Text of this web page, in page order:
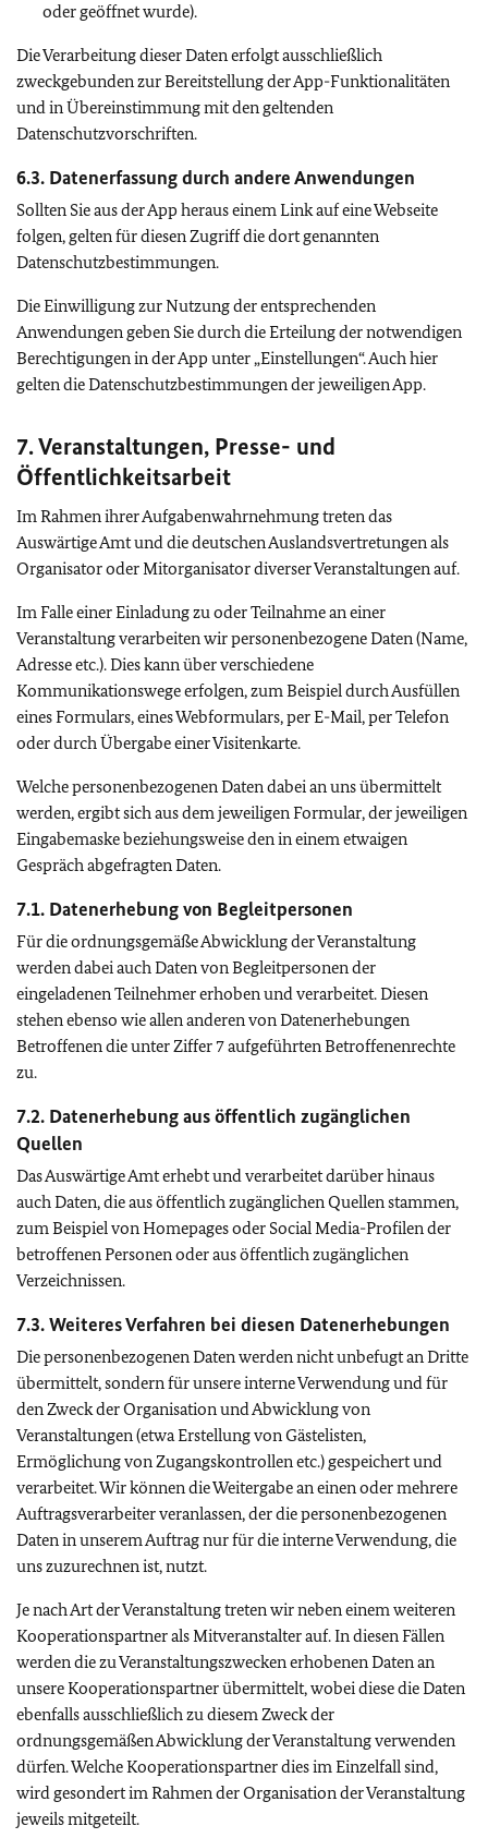
oder geöffnet wurde).
Die Verarbeitung dieser Daten erfolgt ausschließlich
zweckgebunden zur Bereitstellung der App-Funktionalitäten
und in Übereinstimmung mit den geltenden
Datenschutzvorschriften.
6.3. Datenerfassung durch andere Anwendungen
Sollten Sie aus der App heraus einem Link auf eine Webseite
folgen, gelten für diesen Zugriff die dort genannten
Datenschutzbestimmungen.
Die Einwilligung zur Nutzung der entsprechenden
Anwendungen geben Sie durch die Erteilung der notwendigen
Berechtigungen in der App unter „Einstellungen“. Auch hier
gelten die Datenschutzbestimmungen der jeweiligen App.
7. Veranstaltungen, Presse- und
Öffentlichkeitsarbeit
Im Rahmen ihrer Aufgabenwahrnehmung treten das
Auswärtige Amt und die deutschen Auslandsvertretungen als
Organisator oder Mitorganisator diverser Veranstaltungen auf.
Im Falle einer Einladung zu oder Teilnahme an einer
Veranstaltung verarbeiten wir personenbezogene Daten (Name,
Adresse etc.). Dies kann über verschiedene
Kommunikationswege erfolgen, zum Beispiel durch Ausfüllen
eines Formulars, eines Webformulars, per E-Mail, per Telefon
oder durch Übergabe einer Visitenkarte.
Welche personenbezogenen Daten dabei an uns übermittelt
werden, ergibt sich aus dem jeweiligen Formular, der jeweiligen
Eingabemaske beziehungsweise den in einem etwaigen
Gespräch abgefragten Daten.
7.1. Datenerhebung von Begleitpersonen
Für die ordnungsgemäße Abwicklung der Veranstaltung
werden dabei auch Daten von Begleitpersonen der
eingeladenen Teilnehmer erhoben und verarbeitet. Diesen
stehen ebenso wie allen anderen von Datenerhebungen
Betroffenen die unter Ziffer 7 aufgeführten Betroffenenrechte
zu.
7.2. Datenerhebung aus öffentlich zugänglichen
Quellen
Das Auswärtige Amt erhebt und verarbeitet darüber hinaus
auch Daten, die aus öffentlich zugänglichen Quellen stammen,
zum Beispiel von Homepages oder Social Media-Profilen der
betroffenen Personen oder aus öffentlich zugänglichen
Verzeichnissen.
7.3. Weiteres Verfahren bei diesen Datenerhebungen
Die personenbezogenen Daten werden nicht unbefugt an Dritte
übermittelt, sondern für unsere interne Verwendung und für
den Zweck der Organisation und Abwicklung von
Veranstaltungen (etwa Erstellung von Gästelisten,
Ermöglichung von Zugangskontrollen etc.) gespeichert und
verarbeitet. Wir können die Weitergabe an einen oder mehrere
Auftragsverarbeiter veranlassen, der die personenbezogenen
Daten in unserem Auftrag nur für die interne Verwendung, die
uns zuzurechnen ist, nutzt.
Je nach Art der Veranstaltung treten wir neben einem weiteren
Kooperationspartner als Mitveranstalter auf. In diesen Fällen
werden die zu Veranstaltungszwecken erhobenen Daten an
unsere Kooperationspartner übermittelt, wobei diese die Daten
ebenfalls ausschließlich zu diesem Zweck der
ordnungsgemäßen Abwicklung der Veranstaltung verwenden
dürfen. Welche Kooperationspartner dies im Einzelfall sind,
wird gesondert im Rahmen der Organisation der Veranstaltung
jeweils mitgeteilt.